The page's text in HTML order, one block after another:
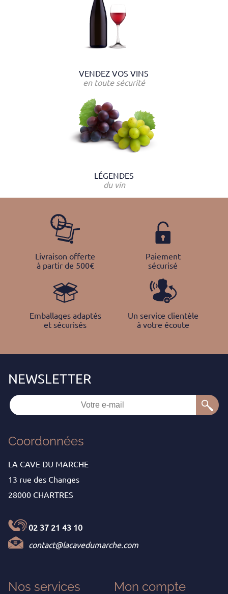
VENDEZ VOS VINS
en toute sécurité
LÉGENDES
du vin
Livraison offerte
à partir de 500€
Paiement
sécurisé
Emballages adaptés
et sécurisés
Un service clientèle
à votre écoute
Coordonnées
LA CAVE DU MARCHE
13 rue des Changes
28000 CHARTRES
02 37 21 43 10
contact@lacavedumarche.com
Nos services Mon compte